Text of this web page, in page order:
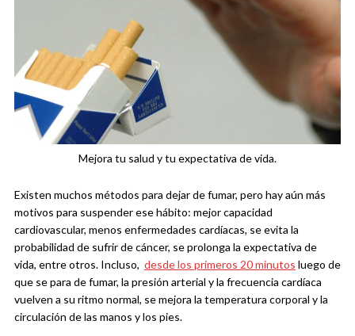
Mejora tu salud y tu expectativa de vida.
Existen muchos métodos para dejar de fumar, pero hay aún más
motivos para suspender ese hábito: mejor capacidad
cardiovascular, menos enfermedades cardíacas, se evita la
probabilidad de sufrir de cáncer, se prolonga la expectativa de
vida, entre otros. Incluso, desde los primeros 20 minutos luego de
que se para de fumar, la presión arterial y la frecuencia cardíaca
vuelven a su ritmo normal, se mejora la temperatura corporal y la
circulación de las manos y los pies.